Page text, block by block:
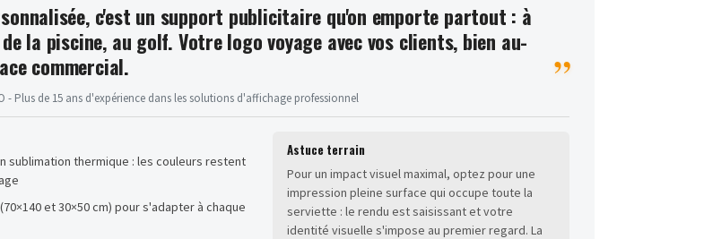
c'est un support publicitaire qu'on emporte partout : à
la piscine, au golf. Votre logo voyage avec vos clients, bien au-
commercial.
- Plus de 15 ans d'expérience dans les solutions d'affichage professionnel
sublimation thermique : les couleurs restent
et 30×50 cm) pour s'adapter à chaque
Astuce terrain
Pour un impact visuel maximal, optez pour une
impression pleine surface qui occupe toute la
serviette : le rendu est saisissant et votre
identité visuelle s'impose au premier regard. La